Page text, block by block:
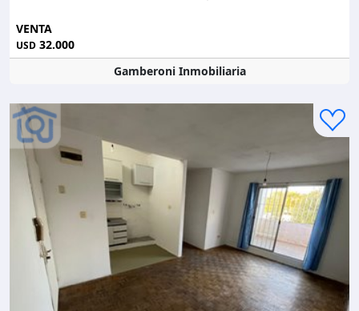
VENTA
USD 32.000
Gamberoni Inmobiliaria